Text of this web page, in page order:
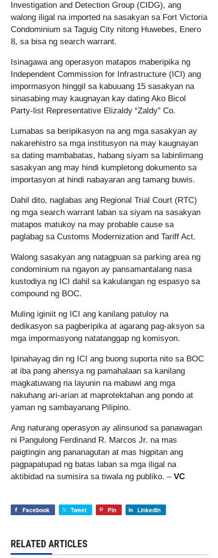
Investigation and Detection Group (CIDG), ang
walong iligal na imported na sasakyan sa Fort Victoria
Condominium sa Taguig City nitong Huwebes, Enero
8, sa bisa ng search warrant.
Isinagawa ang operasyon matapos maberipika ng
Independent Commission for Infrastructure (ICI) ang
impormasyon hinggil sa kabuuang 15 sasakyan na
sinasabing may kaugnayan kay dating Ako Bicol
Party-list Representative Elizaldy “Zaldy” Co.
Lumabas sa beripikasyon na ang mga sasakyan ay
nakarehistro sa mga institusyon na may kaugnayan
sa dating mambabatas, habang siyam sa labinlimang
sasakyan ang may hindi kumpletong dokumento sa
importasyon at hindi nabayaran ang tamang buwis.
Dahil dito, naglabas ang Regional Trial Court (RTC)
ng mga search warrant laban sa siyam na sasakyan
matapos matukoy na may probable cause sa
paglabag sa Customs Modernization and Tariff Act.
Walong sasakyan ang natagpuan sa parking area ng
condominium na ngayon ay pansamantalang nasa
kustodiya ng ICI dahil sa kakulangan ng espasyo sa
compound ng BOC.
Muling iginiit ng ICI ang kanilang patuloy na
dedikasyon sa pagberipika at agarang pag-aksyon sa
mga impormasyong natatanggap ng komisyon.
Ipinahayag din ng ICI ang buong suporta nito sa BOC
at iba pang ahensya ng pamahalaan sa kanilang
magkatuwang na layunin na mabawi ang mga
nakuhang ari-arian at maprotektahan ang pondo at
yaman ng sambayanang Pilipino.
Ang naturang operasyon ay alinsunod sa panawagan
ni Pangulong Ferdinand R. Marcos Jr. na mas
paigtingin ang pananagutan at mas higpitan ang
pagpapatupad ng batas laban sa mga iligal na
aktibidad na sumisira sa tiwala ng publiko. – VC
Facebook Tweet Pin LinkedIn
RELATED ARTICLES